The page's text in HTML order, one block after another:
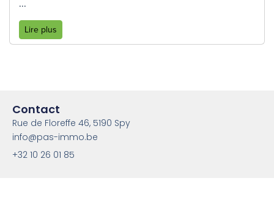
...
Lire plus
Contact
Rue de Floreffe 46, 5190 Spy
info@pas-immo.be
+32 10 26 01 85